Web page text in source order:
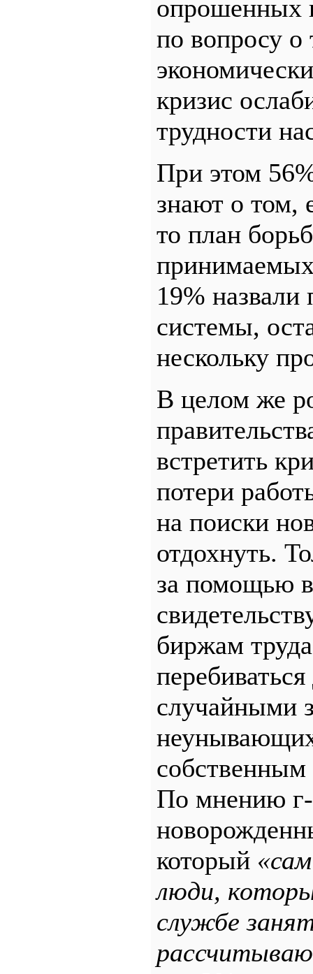
опрошенных
по вопросу о
кризис
трудности
При этом
знают о том,
то план
19% назвали
системы,
нескольку
В целом же
встретить
потери
на поиски
отдохнуть.
за помощью
биржам
случайными
неунывающих
собственным
По мнению г-
который
люди,
службе